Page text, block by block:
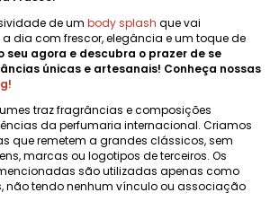
de um body splash que vai
dia com frescor, elegância e um toque de
seu agora e descubra o prazer de se
únicas e artesanais! Conheça nossas
!
traz fragrâncias e composições
da perfumaria internacional. Criamos
que remetem a grandes clássicos, sem
marcas ou logotipos de terceiros. Os
são utilizadas apenas como
não tendo nenhum vínculo ou associação